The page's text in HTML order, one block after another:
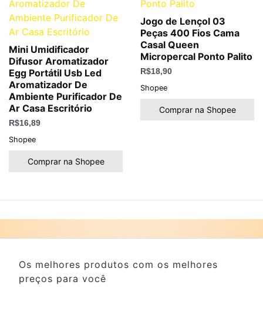
Mini Umidificador
Difusor Aromatizador
Egg Portátil Usb Led
Aromatizador De
Ambiente Purificador De
Ar Casa Escritório
R$16,89
Shopee
Comprar na Shopee
Jogo de Lençol 03
Peças 400 Fios Cama
Casal Queen
Micropercal Ponto Palito
R$18,90
Shopee
Comprar na Shopee
Os melhores produtos com os melhores
preços para você